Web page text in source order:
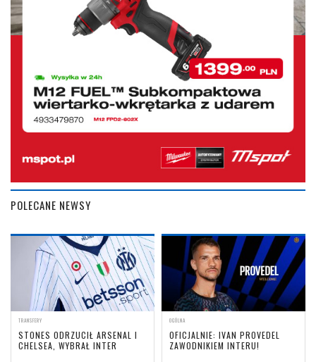
POLECANE NEWSY
TRANSFERY
STONES ODRZUCIŁ ARSENAL I
CHELSEA, WYBRAŁ INTER
OGÓLNA
OFICJALNIE: IVAN PROVEDEL
ZAWODNIKIEM INTERU!